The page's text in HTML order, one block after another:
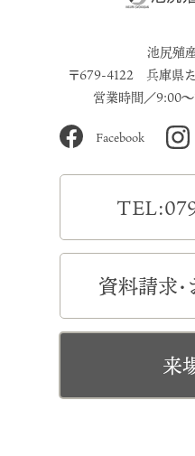
池尻殖
〒679-4122 兵庫県
営業時間／9:00～
Facebook
資料請求
来